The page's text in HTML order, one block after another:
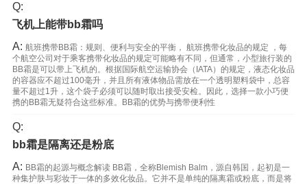
Q:
飞机上能带bb霜吗
A: 航班携带BB霜：规则、便利与安全的平衡， 航班携带化妆品的规定 ，每
个航空公司对于乘客携带化妆品的规定可能略有不同，但通常，小型旅行装的
BB霜是可以带上飞机的。根据国际航空运输协会（IATA）的规定，液态化妆品
的容器应不超过100毫升，并且所有液体物品需放在一个透明塑料袋中，总容
量不超过1升，这个袋子必须可以随时取出接受安检。因此，选择一款小巧便
携的BB霜无疑符合这些标准。BB霜的优势与携带便利性
Q:
bb霜是隔离还是粉底
A: BB霜的起源与概念解读 BB霜，全称Blemish Balm，源自韩国，起初是一
种集护肤与彩妆于一体的多效化妆品。它并不是单纯的隔离霜或粉底，而是将